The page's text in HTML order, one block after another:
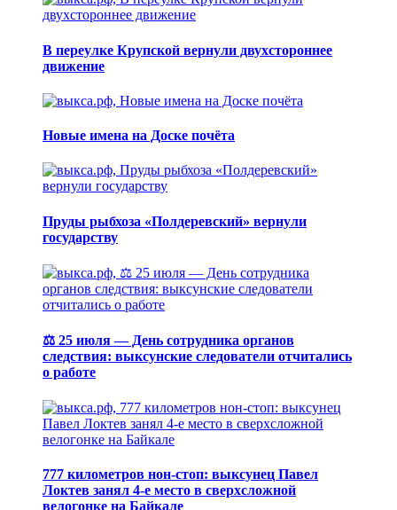
В переулке Крупской вернули двухстороннее
движение
Новые имена на Доске почёта
Пруды рыбхоза «Полдеревский» вернули
государству
⚖️ 25 июля — День сотрудника органов
следствия: выксунские следователи отчитались
о работе
777 километров нон-стоп: выксунец Павел
Локтев занял 4-е место в сверхсложной
велогонке на Байкале